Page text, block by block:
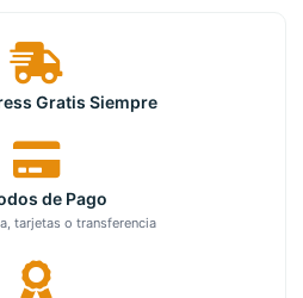
Gratis Siempre
de Pago
tarjetas o transferencia